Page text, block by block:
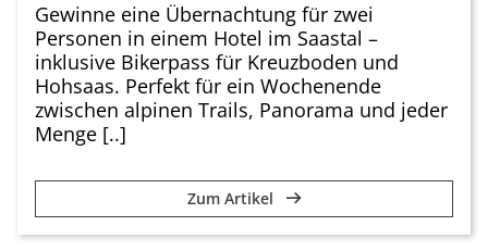
Gewinne eine Übernachtung für zwei
Personen in einem Hotel im Saastal –
inklusive Bikerpass für Kreuzboden und
Hohsaas. Perfekt für ein Wochenende
zwischen alpinen Trails, Panorama und jeder
Menge [..]
Zum Artikel